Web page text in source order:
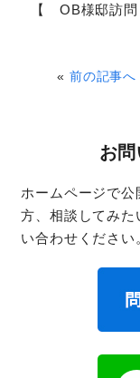
【 OB様邸訪
«前の記事へ
お
ホームページで
方、相談してみた
い合わせください